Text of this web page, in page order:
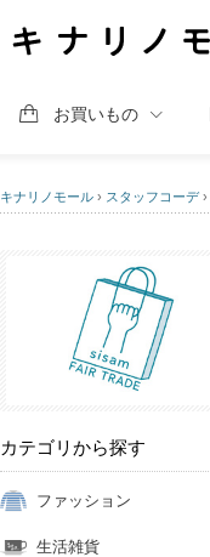
お買いもの
キナリノモール › スタッフコーデ ›
カテゴリから探す
ファッション
生活雑貨